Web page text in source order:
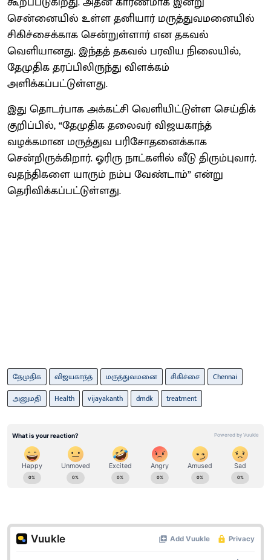
சென்னையில் உள்ள தனியார் மருத்துவமனையில்
சிகிச்சைக்காக சென்றுள்ளார் என தகவல்
வெளியானது. இந்தத் தகவல் பரவிய நிலையில்,
தேமுதிக தரப்பிலிருந்து விளக்கம்
அளிக்கப்பட்டுள்ளது.
இது தொடர்பாக அக்கட்சி வெளியிட்டுள்ள செய்திக்
குறிப்பில், “தேமுதிக தலைவர் விஜயகாந்த்
வழக்கமான மருத்துவ பரிசோதனைக்காக
சென்றிருக்கிறார். ஓரிரு நாட்களில் வீடு திரும்புவார்.
வதந்திகளை யாரும் நம்ப வேண்டாம்” என்று
தெரிவிக்கப்பட்டுள்ளது.
தேமுதிக விஜயகாந்த் மருத்துவமனை சிகிச்சை
Chennai
அனுமதி
Health vijayakanth dmdk treatment